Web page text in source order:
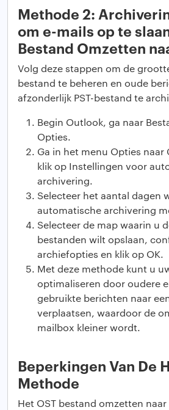
Methode 2:
om e-mails op te
Bestand Omzetten
Volg deze stappen om de
bestand te beheren en oude
afzonderlijk PST-bestand te
Begin Outlook, ga naar
Opties.
Ga in het menu Opties naar
klik op Instellingen voor
archivering.
Selecteer het aantal dagen
automatische archivering
Selecteer de map waarin u
bestanden wilt opslaan,
archiefopties en klik op OK.
Met deze methode kunt u
optimaliseren door oudere
gebruikte berichten naar
verplaatsen, waardoor de
mailbox kleiner wordt.
Beperkingen Van De
Methode
Het OST bestand omzetten naar